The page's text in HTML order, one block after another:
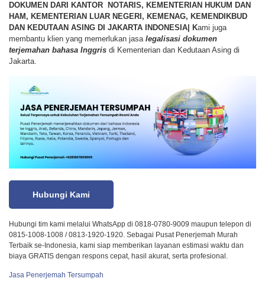
DOKUMEN DARI KANTOR NOTARIS, KEMENTERIAN HUKUM DAN
HAM, KEMENTERIAN LUAR NEGERI, KEMENAG, KEMENDIKBUD
DAN KEDUTAAN ASING DI JAKARTA INDONESIA|
Kami juga
membantu klien yang memerlukan jasa legalisasi dokumen
terjemahan bahasa Inggris di Kementerian dan Kedutaan Asing di
Jakarta.
Hubungi Kami
Hubungi tim kami melalui WhatsApp di 0818-0780-9009 maupun telepon di
0815-1008-1008 / 0813-1920-1920. Sebagai Pusat Penerjemah Murah
Terbaik se-Indonesia, kami siap memberikan layanan estimasi waktu dan
biaya GRATIS dengan respons cepat, hasil akurat, serta profesional.
Jasa Penerjemah Tersumpah